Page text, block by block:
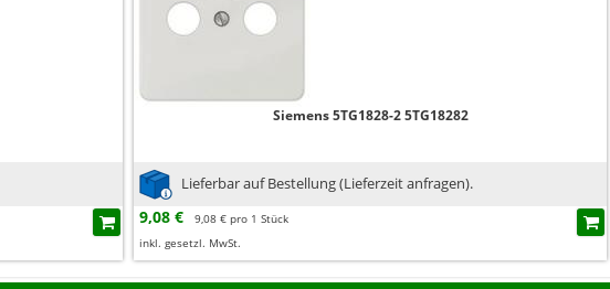
Siemens 5TG1828-2 5TG18282
Lieferbar auf Bestellung (Lieferzeit anfragen).
9,08 €
9,08 € pro 1 Stück
inkl. gesetzl. MwSt.